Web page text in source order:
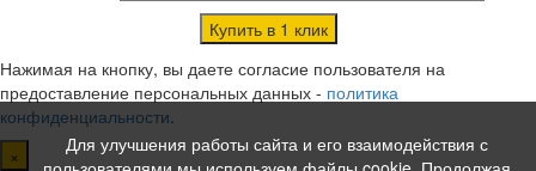
Нажимая на кнопку, вы даете согласие пользователя на
предоставление персональных данных - политика
конфиденциальности.
×
Для улучшения работы сайта и его взаимодействия с